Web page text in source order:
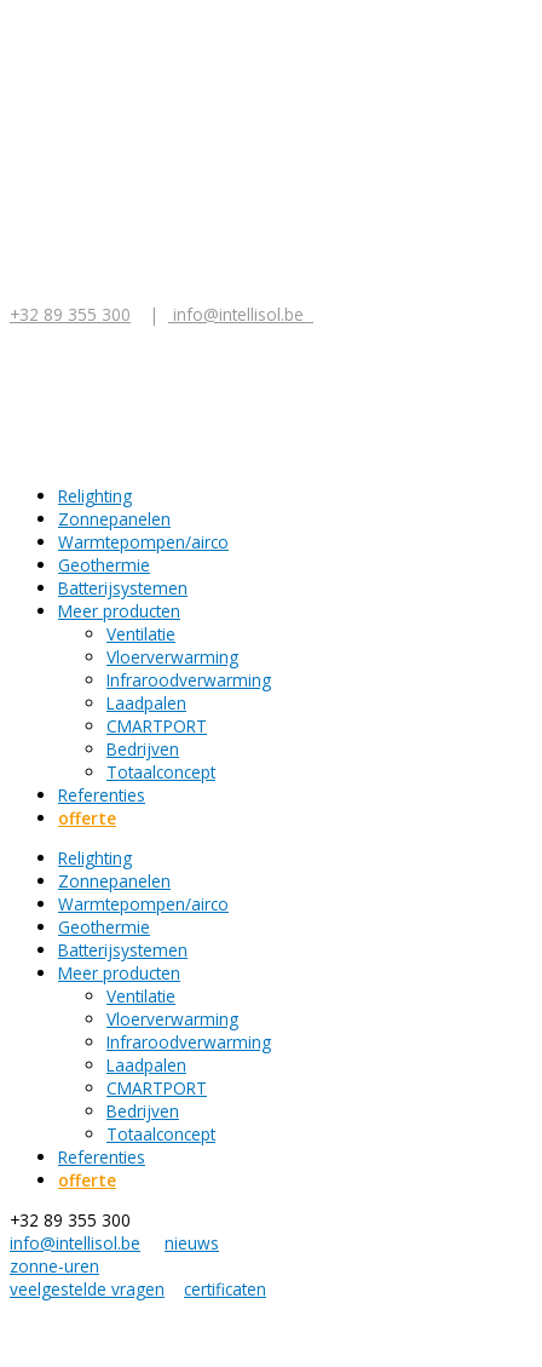
+32 89 355 300 | info@intellisol.be
Relighting
Zonnepanelen
Warmtepompen/airco
Geothermie
Batterijsystemen
Meer producten
Ventilatie
Vloerverwarming
Infraroodverwarming
Laadpalen
CMARTPORT
Bedrijven
Totaalconcept
Referenties
offerte
Relighting
Zonnepanelen
Warmtepompen/airco
Geothermie
Batterijsystemen
Meer producten
Ventilatie
Vloerverwarming
Infraroodverwarming
Laadpalen
CMARTPORT
Bedrijven
Totaalconcept
Referenties
offerte
+32 89 355 300
info@intellisol.be
nieuws
zonne-uren
veelgestelde vragen
certificaten